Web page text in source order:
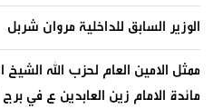
الوزير السابق للداخلية مروان شربل
ممثل الامين العام لحزب الله
مائدة الامام زين العابدين ع في برج